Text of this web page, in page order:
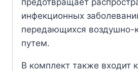
инфекционных
передающихся воздушно-
путем.
В комплект также входит